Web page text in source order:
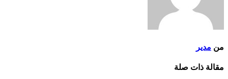
من مدير
مقالة ذات صلة